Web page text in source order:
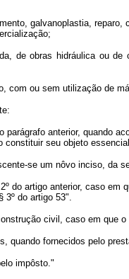
galvanoplastia,
de obras hidráulica ou
com ou sem utilização de
anterior, quando
constituir seu objeto
se um nôvo inciso, da
do artigo anterior, caso
3º do artigo 53".
civil, caso em que
quando fornecidos pelo
impôsto."